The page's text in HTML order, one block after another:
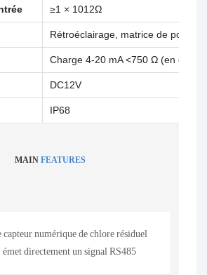
≥1 × 1012Ω
Rétroéclairage, matrice de points
Charge 4-20 mA <750 Ω (en
DC12V
IP68
MAIN FEATURES
capteur numérique de chlore résiduel
émet directement un signal RS485